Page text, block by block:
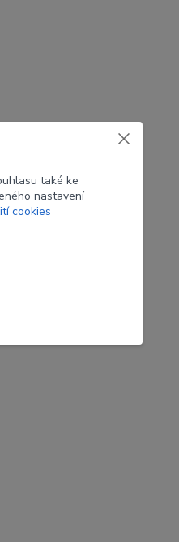
také ke
nastavení
cookies